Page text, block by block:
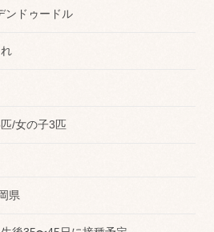
ンドゥードル
/女の子3匹
県